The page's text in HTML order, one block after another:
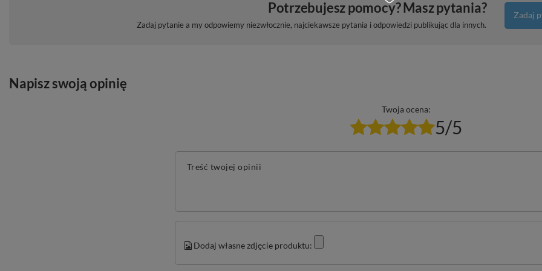
Potrzebujesz pomocy? Masz pytania?
Zadaj pytanie a my odpowiemy niezwłocznie, najciekawsze pytania i odpowiedzi publikując dla innych.
Zadaj
Napisz swoją opinię
Twoja ocena:
5/5
Treść twojej opinii
Dodaj własne zdjęcie produktu: